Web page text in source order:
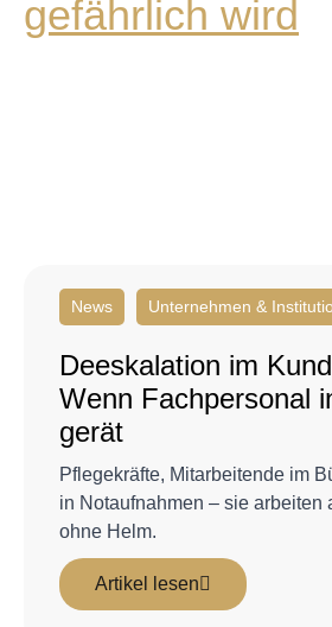
News Unternehmen &
Deeskalation im
Wenn Fachpersonal
gerät
Pflegekräfte, Mitarbeitende im
in Notaufnahmen – sie arbeiten
ohne Helm.
Artikel lesen